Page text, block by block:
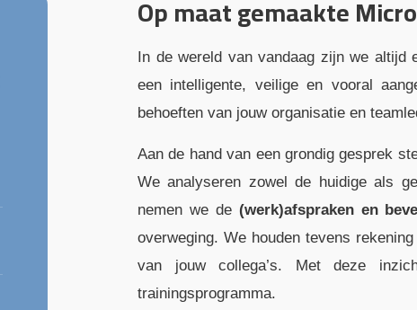
Op maat gemaakte
In de wereld van vandaag zijn we
een intelligente, veilige en vooral
behoeften van jouw organisatie en
Aan de hand van een grondig gesprek
We analyseren zowel de huidige als
nemen we de (werk)afspraken en
overweging. We houden tevens
van jouw collega’s. Met deze
trainingsprogramma.